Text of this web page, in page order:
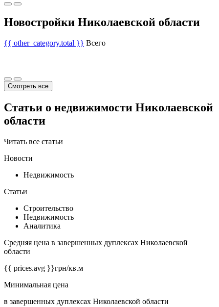
Новостройки Николаевской области
{{ other_category.total }} Всего
Смотреть все
Статьи о недвижимости Николаевской
области
Читать все статьи
Новости
Недвижимость
Статьи
Строительство
Недвижимость
Аналитика
Средняя цена в завершенных дуплексах Николаевской
области
{{ prices.avg }}грн/кв.м
Минимальная цена
в завершенных дуплексах Николаевской области